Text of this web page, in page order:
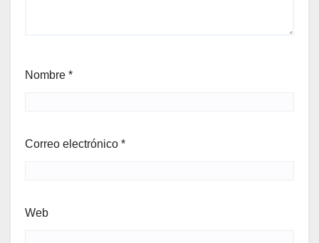
Nombre *
Correo electrónico *
Web